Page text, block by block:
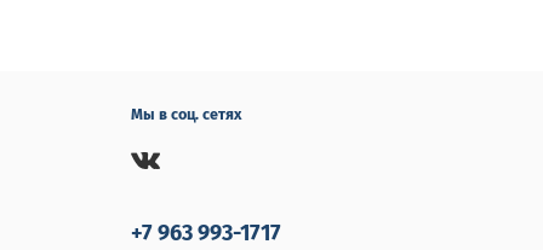
Мы в соц. сетях
+7 963 993-1717